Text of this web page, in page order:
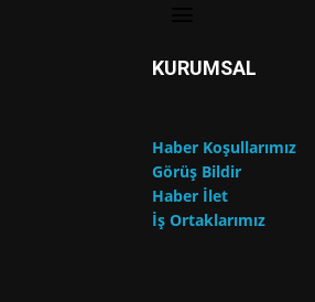
KURUMSAL
Haber Koşullarımız
Görüş Bildir
Haber İlet
İş Ortaklarımız